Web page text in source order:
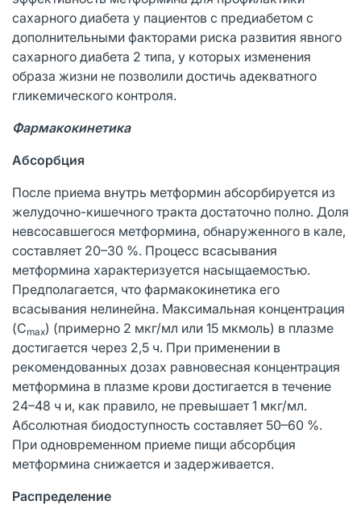
сахарного диабета у пациентов с предиабетом с
дополнительными факторами риска развития явного
сахарного диабета 2 типа, у которых изменения
образа жизни не позволили достичь адекватного
гликемического контроля.
Фармакокинетика
Абсорбция
После приема внутрь метформин абсорбируется из
желудочно-кишечного тракта достаточно полно. Доля
невсосавшегося метформина, обнаруженного в кале,
составляет 20–30 %. Процесс всасывания
метформина характеризуется насыщаемостью.
Предполагается, что фармакокинетика его
всасывания нелинейна. Максимальная концентрация
(Cmax) (примерно 2 мкг/мл или 15 мкмоль) в плазме
достигается через 2,5 ч. При применении в
рекомендованных дозах равновесная концентрация
метформина в плазме крови достигается в течение
24–48 ч и, как правило, не превышает 1 мкг/мл.
Абсолютная биодоступность составляет 50–60 %.
При одновременном приеме пищи абсорбция
метформина снижается и задерживается.
Распределение